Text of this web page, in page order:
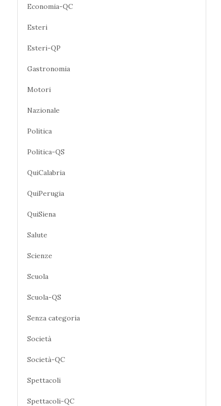
Economia-QC
Esteri
Esteri-QP
Gastronomia
Motori
Nazionale
Politica
Politica-QS
QuiCalabria
QuiPerugia
QuiSiena
Salute
Scienze
Scuola
Scuola-QS
Senza categoria
Società
Società-QC
Spettacoli
Spettacoli-QC